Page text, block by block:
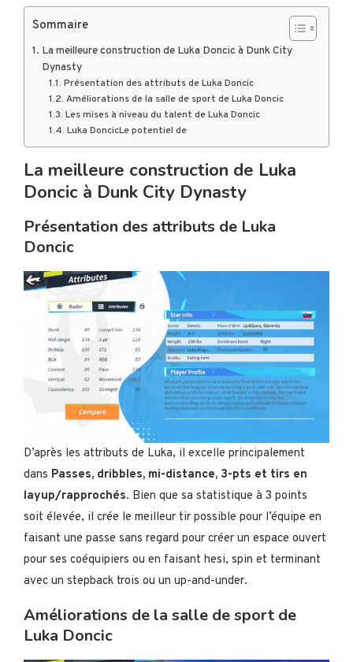
Sommaire
La meilleure construction de Luka Doncic à Dunk City
Dynasty
Présentation des attributs de Luka Doncic
Améliorations de la salle de sport de Luka Doncic
Les mises à niveau du talent de Luka Doncic
Luka DoncicLe potentiel de
La meilleure construction de Luka
Doncic à Dunk City Dynasty
Présentation des attributs de Luka
Doncic
D’après les attributs de Luka, il excelle principalement
dans Passes, dribbles, mi-distance, 3-pts et tirs en
layup/rapprochés. Bien que sa statistique à 3 points
soit élevée, il crée le meilleur tir possible pour l’équipe en
faisant une passe sans regard pour créer un espace ouvert
pour ses coéquipiers ou en faisant hesi, spin et terminant
avec un stepback trois ou un up-and-under.
Améliorations de la salle de sport de
Luka Doncic